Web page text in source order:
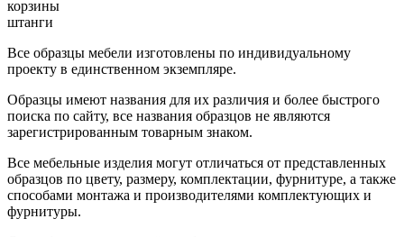
корзины
штанги
Все образцы мебели изготовлены по индивидуальному
проекту в единственном экземпляре.
Образцы имеют названия для их различия и более быстрого
поиска по сайту, все названия образцов не являются
зарегистрированным товарным знаком.
Все мебельные изделия могут отличаться от представленных
образцов по цвету, размеру, комплектации, фурнитуре, а также
способами монтажа и производителями комплектующих и
фурнитуры.